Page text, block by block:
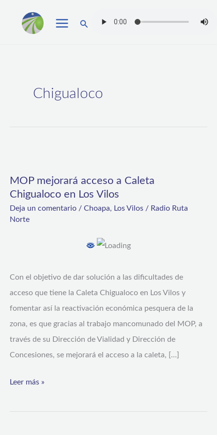
Buscar
Chigualoco
MOP mejorará acceso a Caleta
Chigualoco en Los Vilos
Deja un comentario / Choapa, Los Vilos / Radio Ruta
Norte
Con el objetivo de dar solución a las dificultades de
acceso que tiene la Caleta Chigualoco en Los Vilos y
fomentar así la reactivación económica pesquera de la
zona, es que gracias al trabajo mancomunado del MOP, a
través de su Dirección de Vialidad y Dirección de
Concesiones, se mejorará el acceso a la caleta, […]
acceso
Caleta
Vilos
Leer más »